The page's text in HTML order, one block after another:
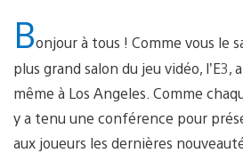
Bonjour à tous ! Comme vous le
plus grand salon du jeu vidéo, l’E3,
même à Los Angeles. Comme
y a tenu une conférence pour
aux joueurs les dernières